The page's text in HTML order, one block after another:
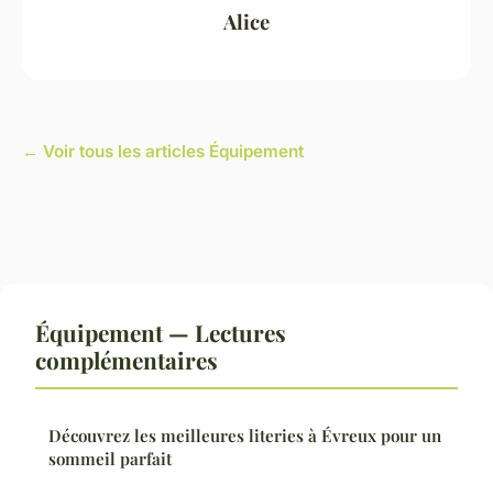
Alice
← Voir tous les articles Équipement
Équipement — Lectures
complémentaires
Découvrez les meilleures literies à Évreux pour un
sommeil parfait